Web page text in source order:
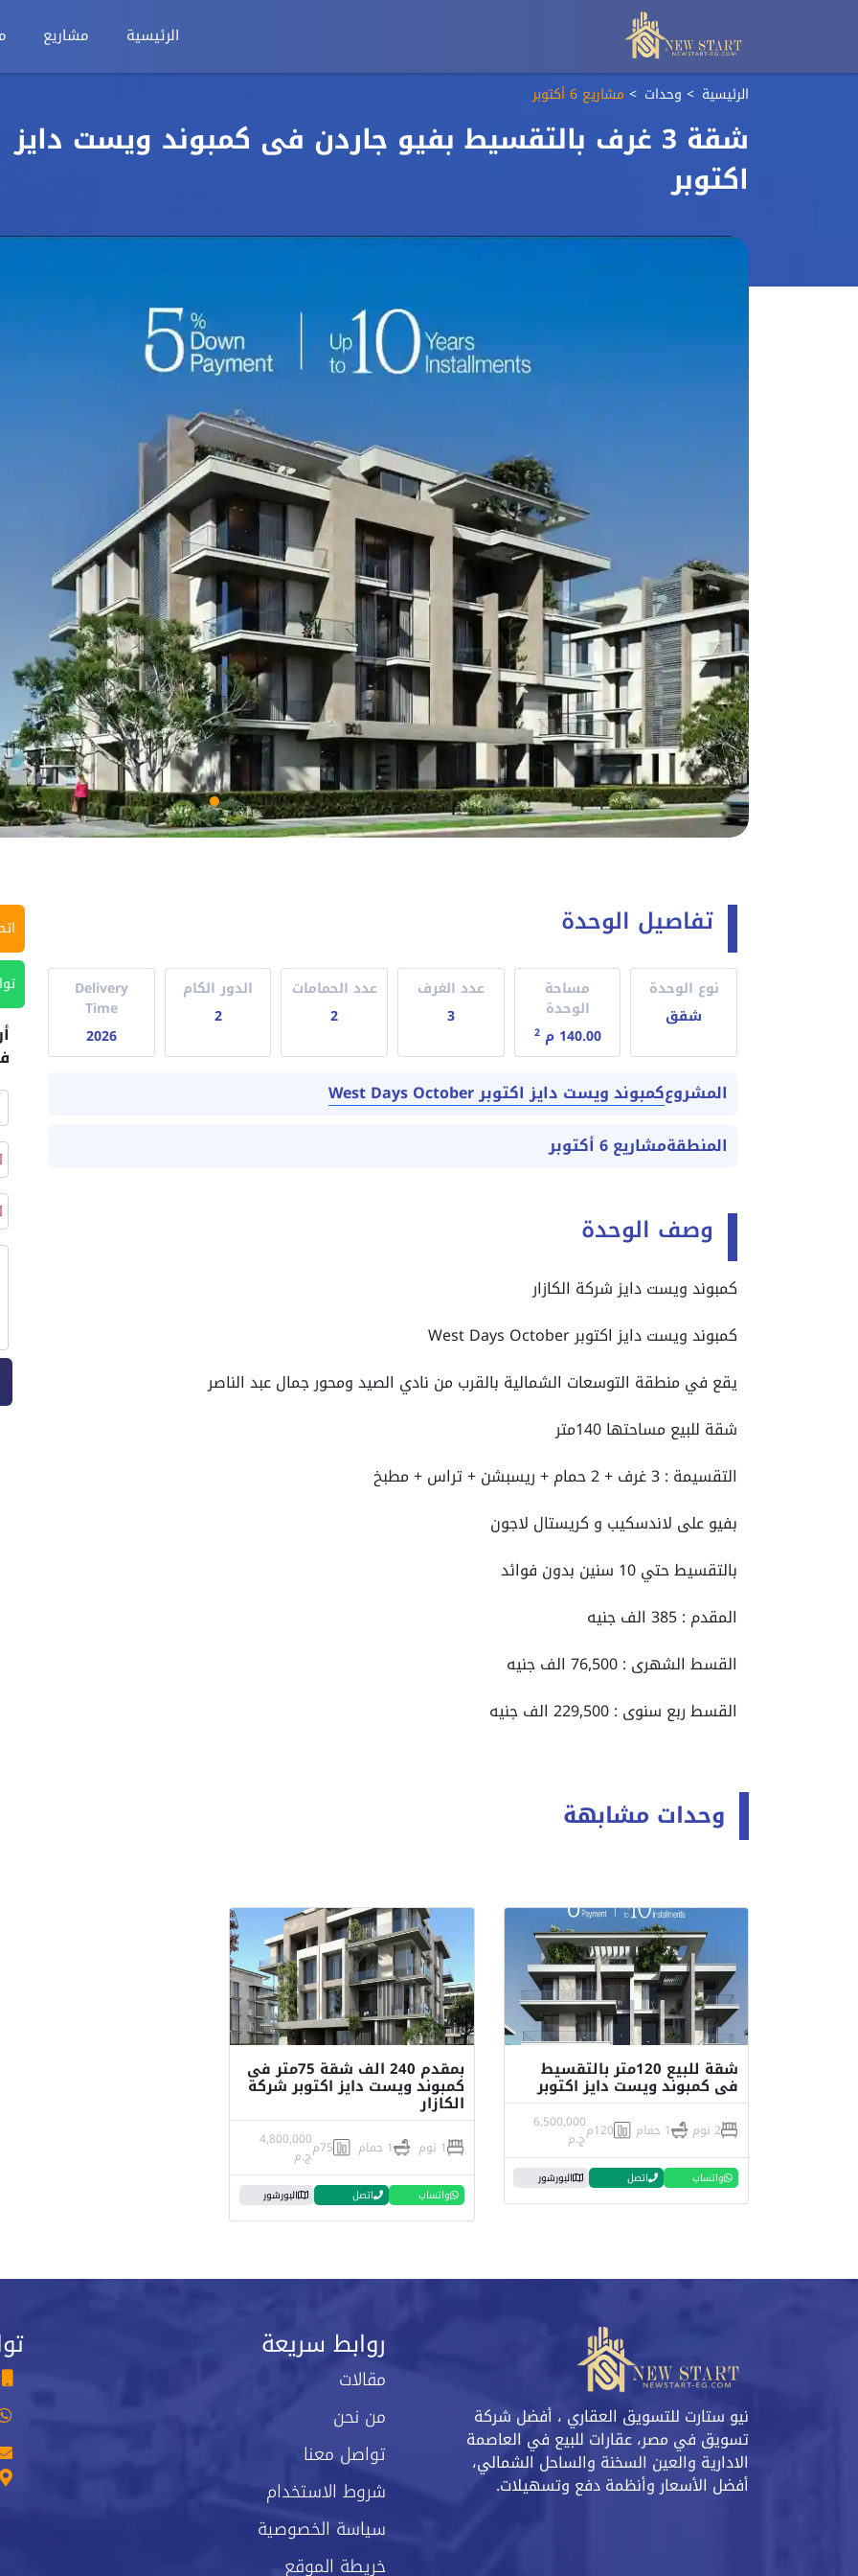
الرئيسية مشاريع
الرئيسية وحدات مشاريع 6 أكتوبر
شقة 3 غرف بالتقسيط بفيو جاردن فى كمبوند ويست دايز
اكتوبر
تفاصيل الوحدة
نوع الوحدة
شقق
مساحة
الوحدة
140.00 م
2
عدد الغرف
3
عدد الحمامات
2
الدور الكام
2
Delivery
Time
2026
المشروعكمبوند ويست دايز اكتوبر West Days October
المنطقةمشاريع 6 أكتوبر
وصف الوحدة
كمبوند ويست دايز شركة الكازار
كمبوند ويست دايز اكتوبر West Days October
يقع في منطقة التوسعات الشمالية بالقرب من نادي الصيد ومحور جمال عبد الناصر
شقة للبيع مساحتها 140متر
التقسيمة : 3 غرف + 2 حمام + ريسبشن + تراس + مطبخ
بفيو على لاندسكيب و كريستال لاجون
بالتقسيط حتي 10 سنين بدون فوائد
المقدم : 385 الف جنيه
القسط الشهرى : 76,500 الف جنيه
القسط ربع سنوى : 229,500 الف جنيه
وحدات مشابهة
شقة للبيع 120متر بالتقسيط
فى كمبوند ويست دايز اكتوبر
2 نوم 1 حمام 120م 6,500,000
ج.م
واتساب اتصل البورشور
بمقدم 240 الف شقة 75متر فى
كمبوند ويست دايز اكتوبر شركة
الكازار
1 نوم 1 حمام 75م 4,800,000
ج.م
واتساب اتصل البورشور
نيو ستارت للتسويق العقاري ، أفضل شركة
تسويق في مصر، عقارات للبيع في العاصمة
الادارية والعين السخنة والساحل الشمالي،
أفضل الأسعار وأنظمة دفع وتسهيلات.
روابط سريعة
مقالات
من نحن
تواصل معنا
شروط الاستخدام
سياسة الخصوصية
خريطة الموقع